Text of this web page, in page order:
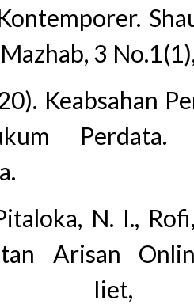
3
Keabsahan
Perdata.
N. I.,
Arisan